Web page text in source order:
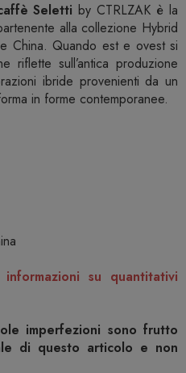
Seletti by CTRLZAK è la
alla collezione Hybrid
China. Quando est e ovest si
riflette sull’antica produzione
ibride provenienti da un
in forme contemporanee.
su quantitativi
imperfezioni sono frutto
di questo articolo e non